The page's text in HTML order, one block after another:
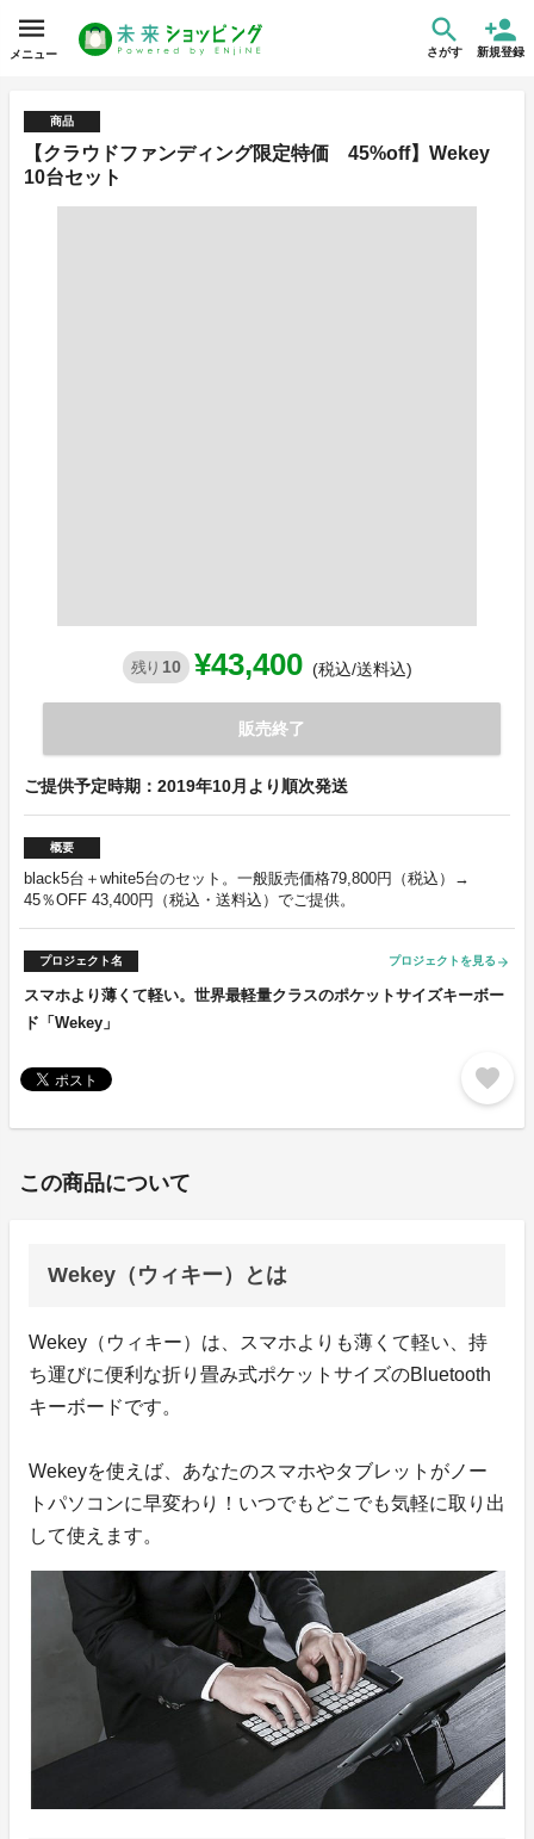
メニュー さがす 新規登録
商品
【クラウドファンディング限定特価 45%off】Wekey
10台セット
残り 10 ¥43,400 (税込/送料込)
販売終了
ご提供予定時期：2019年10月より順次発送
概要
black5台＋white5台のセット。一般販売価格79,800円（税込）→
45％OFF 43,400円（税込・送料込）でご提供。
プロジェクト名 プロジェクトを見る arrow_forward
スマホより薄くて軽い。世界最軽量クラスのポケットサイズキーボー
ド「Wekey」
favorite
この商品について
Wekey（ウィキー）とは
Wekey（ウィキー）は、スマホよりも薄くて軽い、持
ち運びに便利な折り畳み式ポケットサイズのBluetooth
キーボードです。
Wekeyを使えば、あなたのスマホやタブレットがノー
トパソコンに早変わり！いつでもどこでも気軽に取り出
して使えます。